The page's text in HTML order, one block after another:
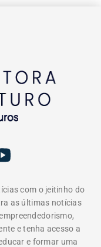
com o jeitinho do
as últimas notícias
e tenha acesso a
e formar uma